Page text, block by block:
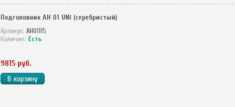
Подголовник AH 01 UNI (серебристый)
Артикул: AH01115
Наличие: Есть
9815 руб.